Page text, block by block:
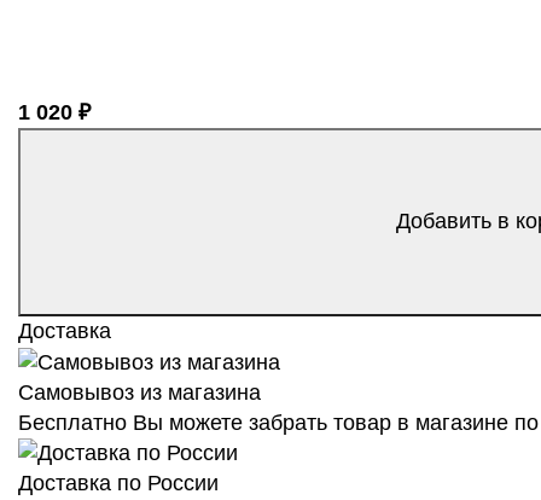
1 020 ₽
Добавить в
Доставка
Самовывоз из магазина
Бесплатно Вы можете забрать товар в магазине
Доставка по России